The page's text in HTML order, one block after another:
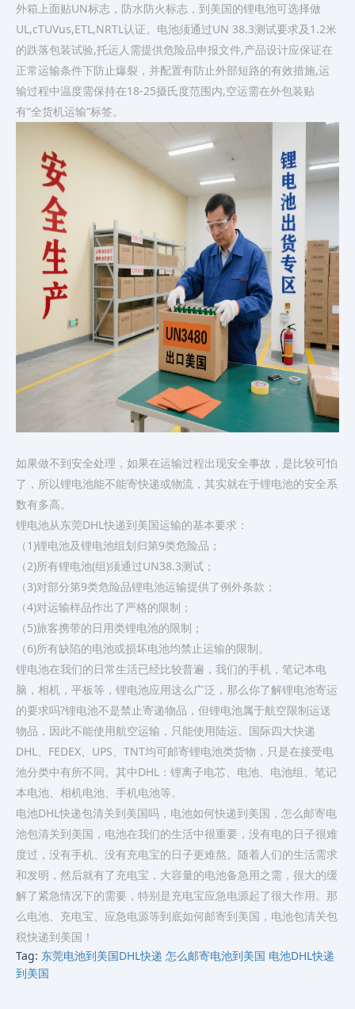
外箱上面贴UN标志，防水防火标志，到美国的锂电池可选择做
UL,cTUVus,ETL,NRTL认证。电池须通过UN 38.3测试要求及1.2米
的跌落包装试验,托运人需提供危险品申报文件,产品设计应保证在
正常运输条件下防止爆裂，并配置有防止外部短路的有效措施,运
输过程中温度需保持在18-25摄氏度范围内,空运需在外包装贴
有“全货机运输”标签。
如果做不到安全处理，如果在运输过程出现安全事故，是比较可怕
了，所以锂电池能不能寄快递或物流，其实就在于锂电池的安全系
数有多高。
锂电池从东莞DHL快递到美国运输的基本要求：
（1)锂电池及锂电池组划归第9类危险品；
（2)所有锂电池(组)须通过UN38.3测试；
（3)对部分第9类危险品锂电池运输提供了例外条款；
（4)对运输样品作出了严格的限制；
（5)旅客携带的日用类锂电池的限制；
（6)所有缺陷的电池或损坏电池均禁止运输的限制。
锂电池在我们的日常生活已经比较普遍，我们的手机，笔记本电
脑，相机，平板等，锂电池应用这么广泛，那么你了解锂电池寄运
的要求吗?锂电池不是禁止寄递物品，但锂电池属于航空限制运送
物品，因此不能使用航空运输，只能使用陆运。国际四大快递
DHL、FEDEX、UPS、TNT均可邮寄锂电池类货物，只是在接受电
池分类中有所不同。其中DHL：锂离子电芯、电池、电池组、笔记
本电池、相机电池、手机电池等。
电池DHL快递包清关到美国吗，电池如何快递到美国，怎么邮寄电
池包清关到美国，电池在我们的生活中很重要，没有电的日子很难
度过，没有手机、没有充电宝的日子更难熬。随着人们的生活需求
和发明，然后就有了充电宝，大容量的电池备急用之需，很大的缓
解了紧急情况下的需要，特别是充电宝应急电源起了很大作用。那
么电池、充电宝、应急电源等到底如何邮寄到美国，电池包清关包
税快递到美国！
Tag: 东莞电池到美国DHL快递 怎么邮寄电池到美国 电池DHL快递
到美国